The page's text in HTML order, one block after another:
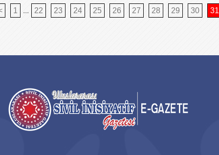
1 ... 22 23 24 25 26 27 28 29 30 31